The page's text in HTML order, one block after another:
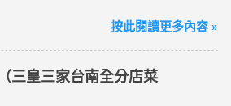
國、菲律賓、歐洲、土耳其 熱門地區通
立即取卡免等待超便利 ✈️ 180天彈性開
期 🧳 一人買兩人用，享受出國網路自
吃到飽買一送一 eSIM適用機型： ※
22 每週三到7-ELEVEN買熱壓吐司
售門市查詢】
emap.aspx# 小編推
按此閱讀更多內容 »
三皇三家台南全分店菜